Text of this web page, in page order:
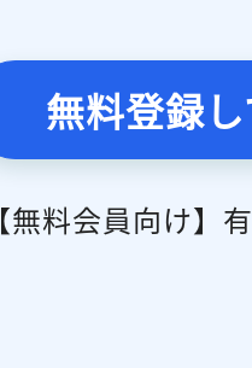
無料登録
【無料会員向け】